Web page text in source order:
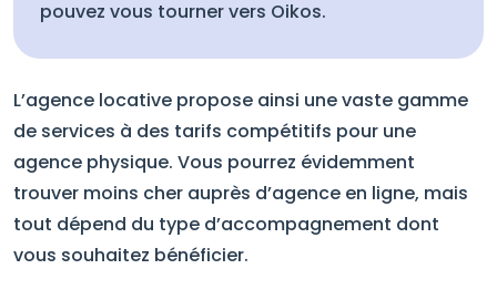
pouvez vous tourner vers Oikos.
L’agence locative propose ainsi une vaste gamme
de services à des tarifs compétitifs pour une
agence physique. Vous pourrez évidemment
trouver moins cher auprès d’agence en ligne, mais
tout dépend du type d’accompagnement dont
vous souhaitez bénéficier.